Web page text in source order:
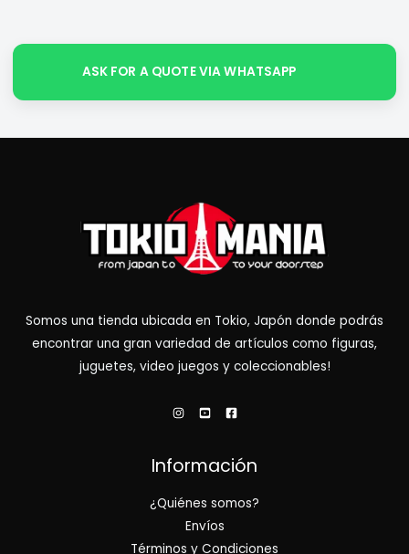
ASK FOR A QUOTE VIA WHATSAPP
Somos una tienda ubicada en Tokio, Japón donde podrás
encontrar una gran variedad de artículos como figuras,
juguetes, video juegos y coleccionables!
Información
¿Quiénes somos?
Envíos
Términos y Condiciones